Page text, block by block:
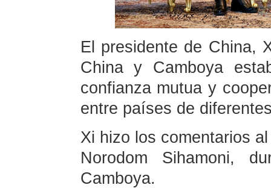
El presidente de China,
China y Camboya
confianza mutua y
entre países de
Xi hizo los comentarios
Norodom Sihamoni,
Camboya.